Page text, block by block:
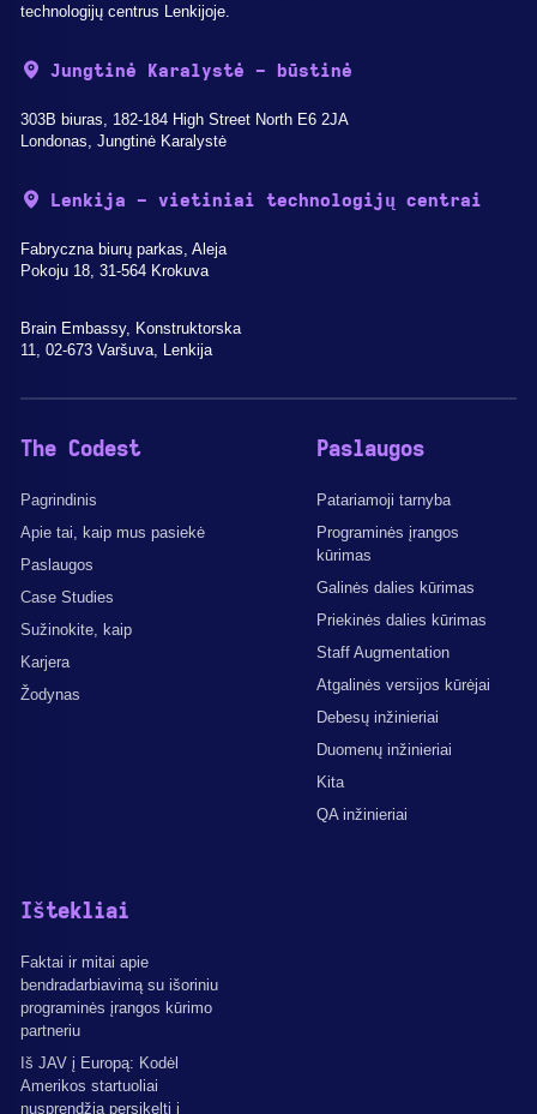
technologijų centrus Lenkijoje.
Jungtinė Karalystė - būstinė
303B biuras, 182-184 High Street North E6 2JA
Londonas, Jungtinė Karalystė
Lenkija - vietiniai technologijų centrai
Fabryczna biurų parkas, Aleja
Pokoju 18, 31-564 Krokuva
Brain Embassy, Konstruktorska
11, 02-673 Varšuva, Lenkija
The Codest
Pagrindinis
Apie tai, kaip mus pasiekė
Paslaugos
Case Studies
Sužinokite, kaip
Karjera
Žodynas
Paslaugos
Patariamoji tarnyba
Programinės įrangos
kūrimas
Galinės dalies kūrimas
Priekinės dalies kūrimas
Staff Augmentation
Atgalinės versijos kūrėjai
Debesų inžinieriai
Duomenų inžinieriai
Kita
QA inžinieriai
Ištekliai
Faktai ir mitai apie
bendradarbiavimą su išoriniu
programinės įrangos kūrimo
partneriu
Iš JAV į Europą: Kodėl
Amerikos startuoliai
nusprendžia persikelti į